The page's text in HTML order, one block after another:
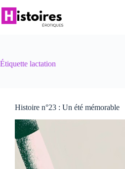
au
contenu
Étiquette lactation
Histoire n°23 : Un été mémorable